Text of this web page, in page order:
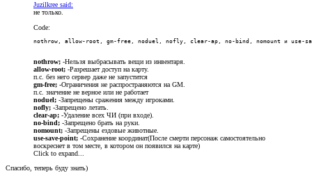
Juzilkree said:
не только.
Code:
nothrow, allow-root, gm-free, noduel, nofly, clear-ap, no-bind, nomount и use-
nothrow; -Нельзя выбрасывать вещи из инвентаря.
allow-root; -Разрешает доступ на карту.
п.с. без него сервер даже не запустится
gm-free; -Ограничения не распространяются на GM.
п.с. значение не верное или не работает
noduel; -Запрещены сражения между игроками.
nofly; -Запрещено летать.
clear-ap; -Удаление всех ЧИ (при входе).
no-bind; -Запрещено брать на руки.
nomount; -Запрещены ездовые животные.
use-save-point; -Сохранение координат(После смерти персонаж самостоятельно
воскреснет в том месте, в котором он появился на карте)
Click to expand...
Спасибо, теперь буду знать)